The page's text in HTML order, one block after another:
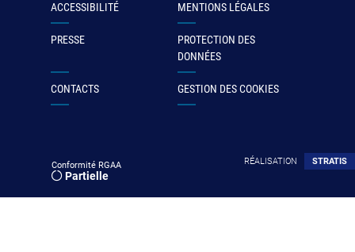
ACCESSIBILITÉ MENTIONS LÉGALES
PRESSE
PROTECTION DES
DONNÉES
CONTACTS GESTION DES COOKIES
Conformité RGAA
Partielle
RÉALISATION STRATIS